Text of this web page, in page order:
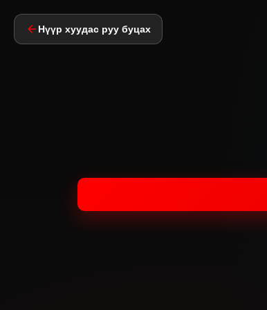
Нүүр хуудас руу буцах